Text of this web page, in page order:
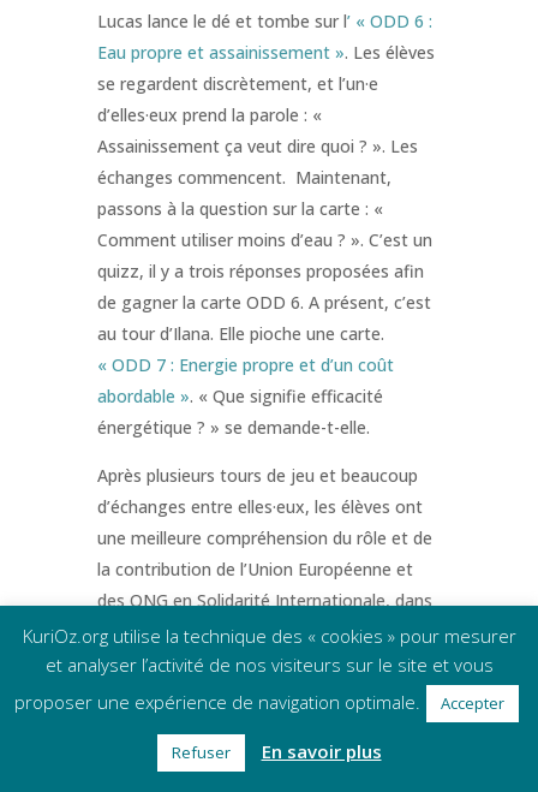
Lucas lance le dé et tombe sur l’ « ODD 6 :
Eau propre et assainissement ». Les élèves
se regardent discrètement, et l’un·e
d’elles·eux prend la parole : «
Assainissement ça veut dire quoi ? ». Les
échanges commencent. Maintenant,
passons à la question sur la carte : «
Comment utiliser moins d’eau ? ». C’est un
quizz, il y a trois réponses proposées afin
de gagner la carte ODD 6. A présent, c’est
au tour d’Ilana. Elle pioche une carte.
« ODD 7 : Energie propre et d’un coût
abordable ». « Que signifie efficacité
énergétique ? » se demande-t-elle.
Après plusieurs tours de jeu et beaucoup
d’échanges entre elles·eux, les élèves ont
une meilleure compréhension du rôle et de
la contribution de l’Union Européenne et
des ONG en Solidarité Internationale, dans
l’Agenda 2030. A la fin de la séance, nous
séparons la classe en deux. Chaque équipe
doit citer, à tour de rôle, un maximum de
objectifs grâce à de petites actions
KuriOz.org utilise la technique des « cookies » pour mesurer
et analyser l’activité de nos visiteurs sur le site et vous
proposer une expérience de navigation optimale.
Accepter
Refuser En savoir plus